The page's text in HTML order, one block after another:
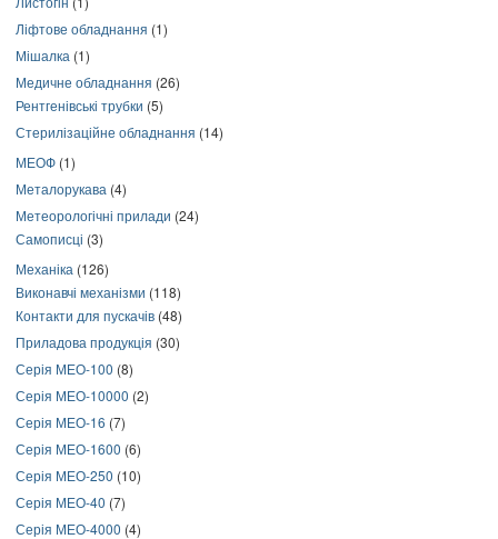
Ліфтове обладнання (1)
Мішалка (1)
Медичне обладнання (26)
Рентгенівські трубки (5)
Стерилізаційне обладнання (14)
МЕОФ (1)
Металорукава (4)
Метеорологічні прилади (24)
Самописці (3)
Механіка (126)
Виконавчі механізми (118)
Контакти для пускачів (48)
Приладова продукція (30)
Серія МЕО-100 (8)
Серія МЕО-10000 (2)
Серія МЕО-16 (7)
Серія МЕО-1600 (6)
Серія МЕО-250 (10)
Серія МЕО-40 (7)
Серія МЕО-4000 (4)